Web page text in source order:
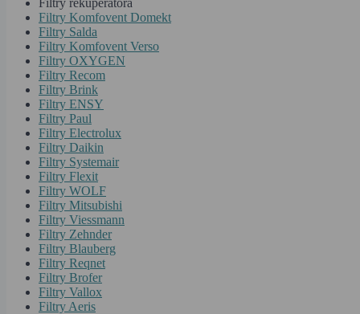
Filtry Komfovent Domekt
Filtry Salda
Filtry Komfovent Verso
Filtry OXYGEN
Filtry Recom
Filtry Brink
Filtry ENSY
Filtry Paul
Filtry Electrolux
Filtry Daikin
Filtry Systemair
Filtry Flexit
Filtry WOLF
Filtry Mitsubishi
Filtry Viessmann
Filtry Zehnder
Filtry Blauberg
Filtry Reqnet
Filtry Brofer
Filtry Vallox
Filtry Aeris